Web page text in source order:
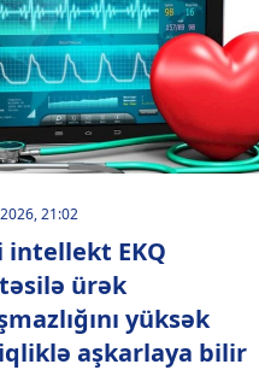
21:02
intellekt EKQ
ürək
yüksək
aşkarlaya bilir